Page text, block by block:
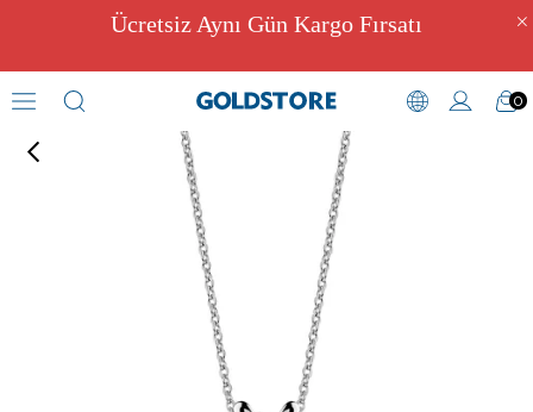
Ücretsiz Aynı Gün Kargo Fırsatı
0
Pırlantalı Kolye Modelleri